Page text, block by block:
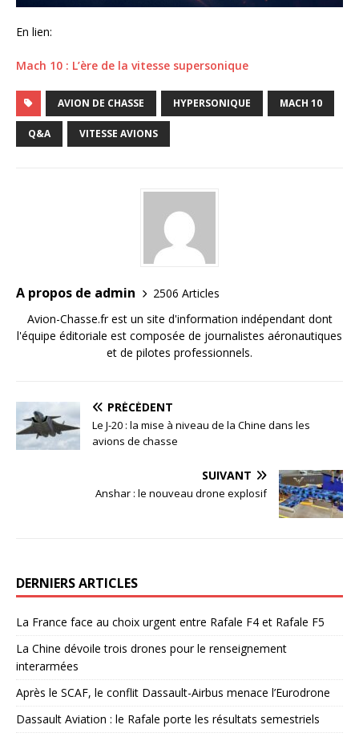
En lien:
Mach 10 : L’ère de la vitesse supersonique
AVION DE CHASSE HYPERSONIQUE MACH 10
Q&A VITESSE AVIONS
A propos de admin
2506 Articles
Avion-Chasse.fr est un site d'information indépendant dont
l'équipe éditoriale est composée de journalistes aéronautiques
et de pilotes professionnels.
PRÉCÉDENT
Le J-20 : la mise à niveau de la Chine dans les
avions de chasse
SUIVANT
Anshar : le nouveau drone explosif
DERNIERS ARTICLES
La France face au choix urgent entre Rafale F4 et Rafale F5
La Chine dévoile trois drones pour le renseignement
interarmées
Après le SCAF, le conflit Dassault-Airbus menace l’Eurodrone
Dassault Aviation : le Rafale porte les résultats semestriels